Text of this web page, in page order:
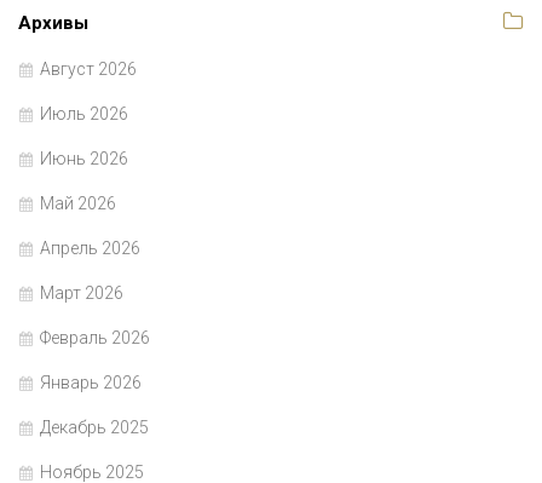
Архивы
Август 2026
Июль 2026
Июнь 2026
Май 2026
Апрель 2026
Март 2026
Февраль 2026
Январь 2026
Декабрь 2025
Ноябрь 2025